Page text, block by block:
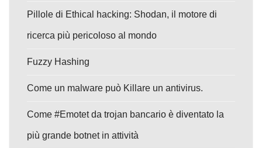
Pillole di Ethical hacking: Shodan, il motore di
ricerca più pericoloso al mondo
Fuzzy Hashing
Come un malware può Killare un antivirus.
Come #Emotet da trojan bancario è diventato la
più grande botnet in attività